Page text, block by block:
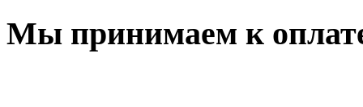
Мы принимаем к